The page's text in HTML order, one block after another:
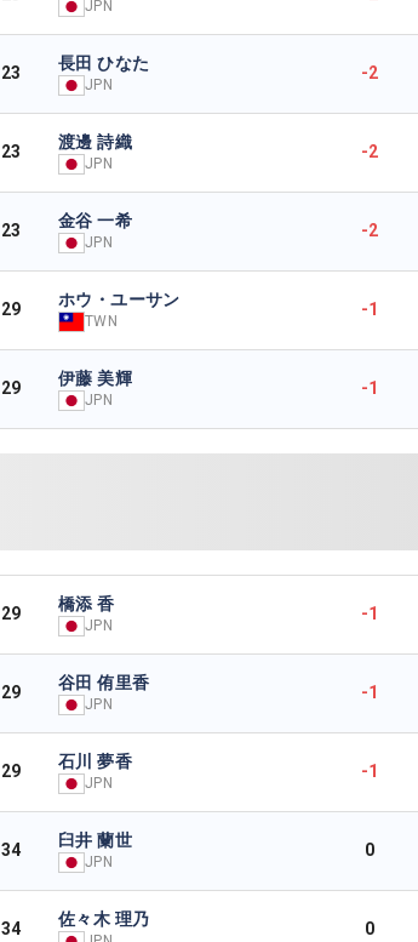
JPN
23 長田 ひなた
JPN
-2
23 渡邊 詩織
JPN
-2
23 金谷 一希
JPN
-2
29 ホウ・ユーサン
TWN
-1
29 伊藤 美輝
JPN
-1
29 橋添 香
JPN
-1
29 谷田 侑里香
JPN
-1
29 石川 夢香
JPN
-1
34 臼井 蘭世
JPN
0
34 佐々木 理乃 0